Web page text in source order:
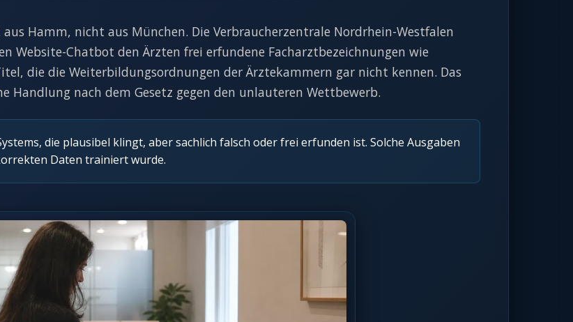
Hamm, nicht aus München. Die Verbraucherzentrale Nordrhein-Westfalen
Website-Chatbot den Ärzten frei erfundene Facharztbezeichnungen wie
die die Weiterbildungsordnungen der Ärztekammern gar nicht kennen. Das
Handlung nach dem Gesetz gegen den unlauteren Wettbewerb.
die plausibel klingt, aber sachlich falsch oder frei erfunden ist. Solche Ausgaben
Daten trainiert wurde.